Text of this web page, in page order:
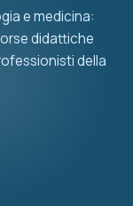
e medicina:
didattiche
della